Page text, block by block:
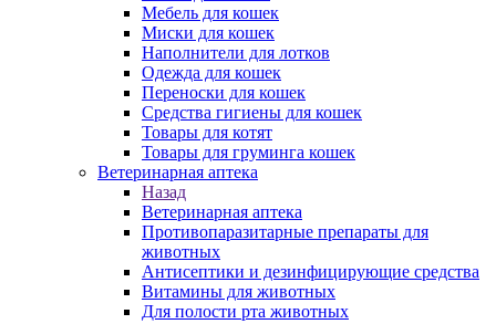
Мебель для кошек
Миски для кошек
Наполнители для лотков
Одежда для кошек
Переноски для кошек
Средства гигиены для кошек
Товары для котят
Товары для груминга кошек
Ветеринарная аптека
Назад
Ветеринарная аптека
Противопаразитарные препараты для
животных
Антисептики и дезинфицирующие средства
Витамины для животных
Для полости рта животных